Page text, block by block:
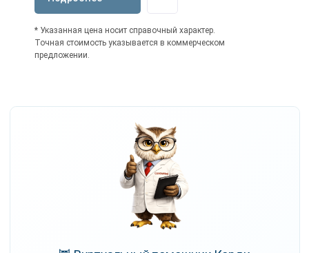
* Указанная цена носит справочный характер.
Точная стоимость указывается в коммерческом
предложении.